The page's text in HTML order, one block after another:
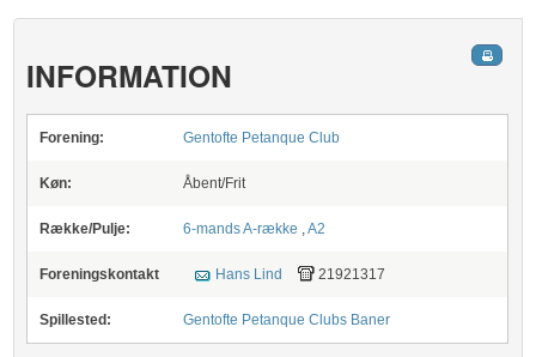
INFORMATION
Forening: Gentofte Petanque Club
Køn: Åbent/Frit
Række/Pulje: 6-mands A-række ,A2
Foreningskontakt Hans Lind 21921317
Spillested: Gentofte Petanque Clubs Baner